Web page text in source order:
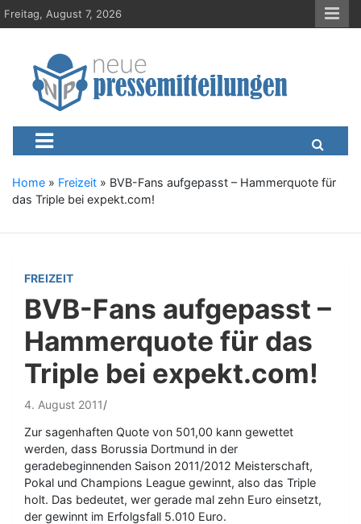
S
k
Freitag, August 7, 2026
Neue-
Presseportal, Nachrichten, News, Meldungen, Wirtschaft
Home » Freizeit » BVB-Fans aufgepasst – Hammerquote für
das Triple bei expekt.com!
FREIZEIT
BVB-Fans aufgepasst –
Hammerquote für das
Triple bei expekt.com!
4. August 2011
Zur sagenhaften Quote von 501,00 kann gewettet
werden, dass Borussia Dortmund in der
geradebeginnenden Saison 2011/2012 Meisterschaft,
Pokal und Champions League gewinnt, also das Triple
holt. Das bedeutet, wer gerade mal zehn Euro einsetzt,
der gewinnt im Erfolgsfall 5.010 Euro.